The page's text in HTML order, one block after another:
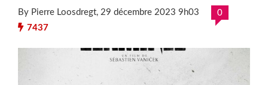
By Pierre Loosdregt, 29 décembre 2023 9h03
0
7437